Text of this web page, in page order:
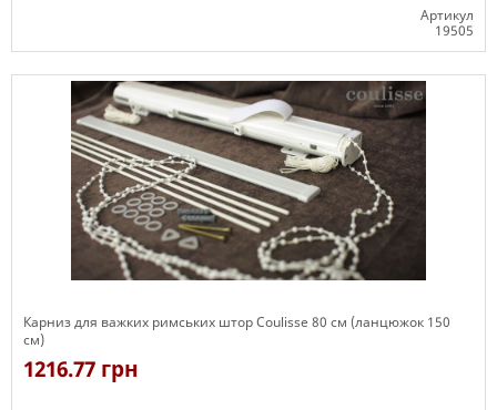
Артикул
19505
Карниз для важких римських штор Coulisse 80 см (ланцюжок 150
см)
1216.77 грн